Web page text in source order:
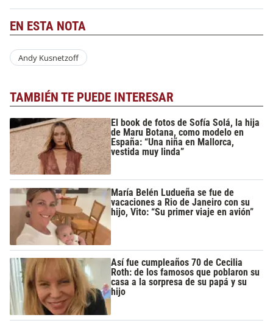
EN ESTA NOTA
Andy Kusnetzoff
TAMBIÉN TE PUEDE INTERESAR
El book de fotos de Sofía Solá, la hija
de Maru Botana, como modelo en
España: “Una niña en Mallorca,
vestida muy linda”
María Belén Ludueña se fue de
vacaciones a Rio de Janeiro con su
hijo, Vito: “Su primer viaje en avión”
Así fue cumpleaños 70 de Cecilia
Roth: de los famosos que poblaron su
casa a la sorpresa de su papá y su
hijo